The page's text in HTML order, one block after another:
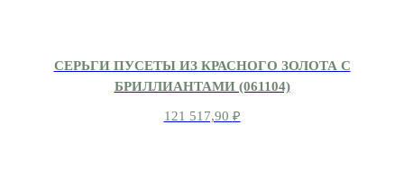
СЕРЬГИ ПУСЕТЫ ИЗ КРАСНОГО ЗОЛОТА С
БРИЛЛИАНТАМИ (061104)
121 517,90 ₽